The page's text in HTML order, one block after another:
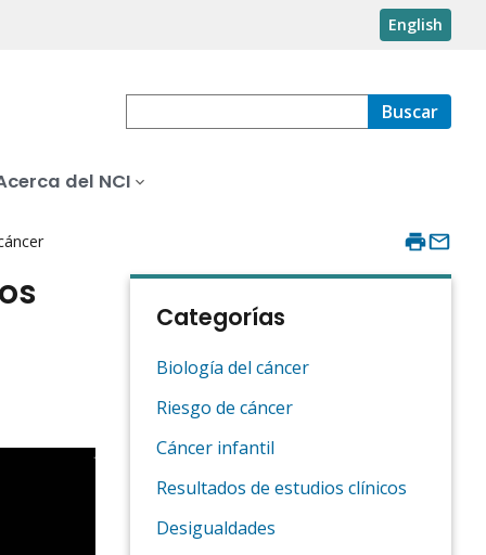
English
Buscar
del NCI
Categorías
Biología del cáncer
Riesgo de cáncer
Cáncer infantil
Resultados de estudios clínicos
Desigualdades